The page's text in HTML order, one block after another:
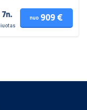
7n. nuo 909 €